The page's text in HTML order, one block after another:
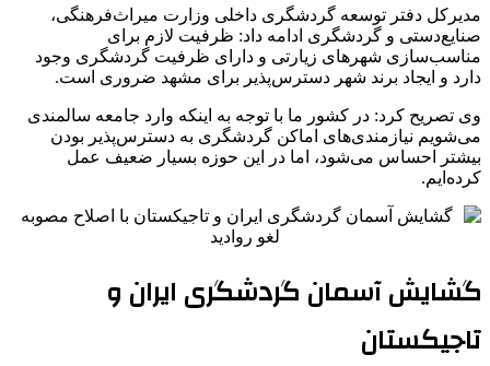
مدیرکل دفتر توسعه گردشگری داخلی وزارت میراث‌فرهنگی،
صنایع‌دستی و گردشگری ادامه داد: ظرفیت لازم برای
مناسب‌سازی شهرهای زیارتی و دارای ظرفیت گردشگری وجود
دارد و ایجاد برند شهر دسترس‌پذیر برای مشهد ضروری است.
وی تصریح کرد: در کشور ما با توجه به اینکه وارد جامعه سالمندی
می‌شویم نیازمندی‌های اماکن گردشگری به دسترس‌پذیر بودن
بیشتر احساس می‌شود، اما در این حوزه بسیار ضعیف عمل
کرده‌ایم.
گشایش آسمان گردشگری ایران و
تاجیکستان